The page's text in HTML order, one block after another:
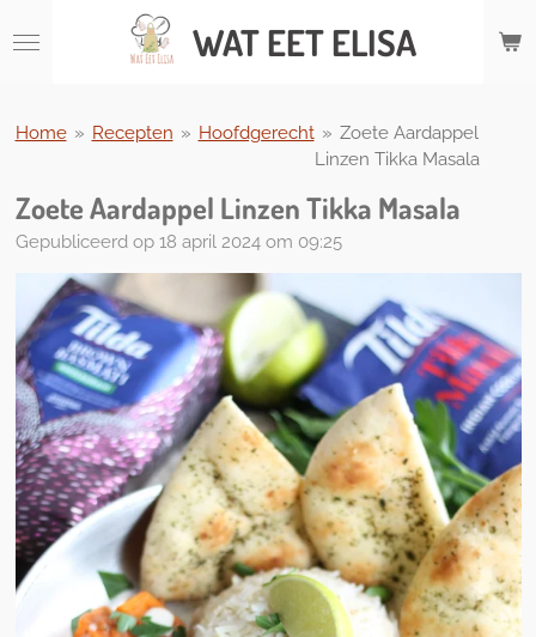
direct
hoofdinhoud
WATEET ELISA
Home » Recepten » Hoofdgerecht » Zoete Aardappel
Linzen Tikka Masala
Zoete Aardappel Linzen Tikka Masala
Gepubliceerd op 18 april 2024 om 09:25